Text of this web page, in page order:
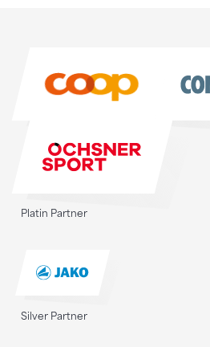
Platin Partner
Silver Partner